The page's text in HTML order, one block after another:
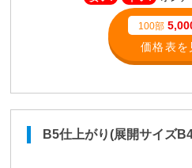
100部
価格表を
B5仕上がり(展開サイズ